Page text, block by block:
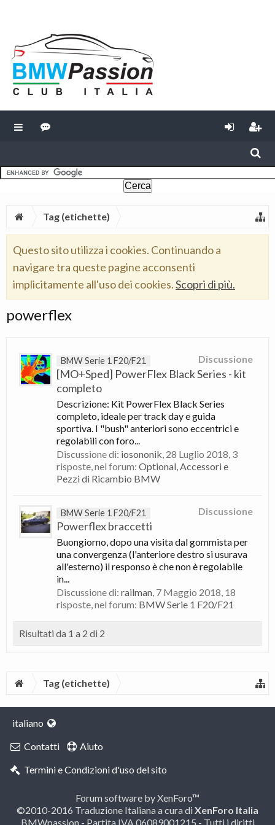
Tag (etichette)
Questo sito utilizza i cookies. Continuando a
navigare tra queste pagine acconsenti
implicitamente all'uso dei cookies.Scopri di più.
powerflex
Discussione
BMW Serie 1 F20/F21
[MO+Sped] PowerFlex Black Series - kit
completo
Descrizione: Kit PowerFlex Black Series
completo, ideale per track day e guida
sportiva. I "bush" anteriori sono eccentrici e
regolabili con foro...
Discussione di: iosononik, 28 Luglio 2018, 3
risposte, nel forum: Optional, Accessori e
Pezzi di Ricambio BMW
Discussione
BMW Serie 1 F20/F21
Powerflex braccetti
Buongiorno, dopo una visita dal gommista per
una convergenza (l'anteriore destro si usurava
all'esterno) il responso è che non è regolabile
in...
Discussione di: railman, 7 Maggio 2018, 18
risposte, nel forum: BMW Serie 1 F20/F21
Risultati da 1 a 2 di 2
Tag (etichette)
italiano
Contatti
Aiuto
Termini e Condizioni d'uso del sito
Forum software by XenForo™
©2010-2016 Traduzione Italiana a cura diXenForo Italia
BMWpassion - Partita IVA 06089001215 - Tutti i diritti